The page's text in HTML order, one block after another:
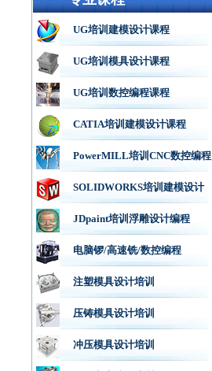
UG培训建模设计课程
UG培训模具设计课程
UG培训数控编程课程
CATIA培训建模设计课程
PowerMILL培训CNC数控编程
SOLIDWORKS培训建模设计
JDpaint培训浮雕设计编程
电脑锣/高速铣/数控编程
注塑模具设计培训
压铸模具设计培训
冲压模具设计培训